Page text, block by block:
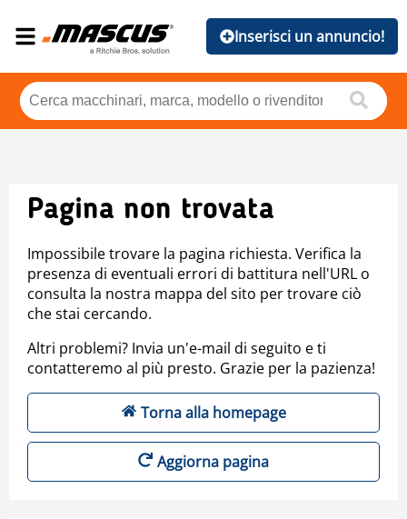
Inserisci un annuncio!
Pagina non trovata
Impossibile trovare la pagina richiesta. Verifica la
presenza di eventuali errori di battitura nell'URL o
consulta la nostra mappa del sito per trovare ciò
che stai cercando.
Altri problemi? Invia un'e-mail di seguito e ti
contatteremo al più presto. Grazie per la pazienza!
Torna alla homepage
Aggiorna pagina